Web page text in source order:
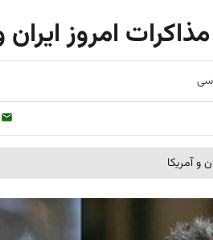
امروز ایران
و آمریکا